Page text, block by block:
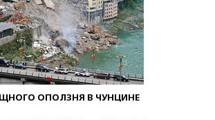
ОПОЛЗНЯ В ЧУНЦИНЕ